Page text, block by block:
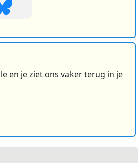
en je ziet ons vaker terug in je